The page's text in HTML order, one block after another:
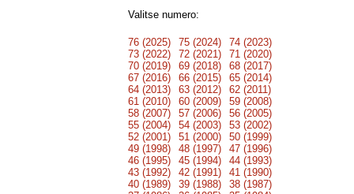
Valitse numero:
76 (2025) 75 (2024)
74 (2023)
73 (2022)
72 (2021)
71 (2020)
70 (2019)
69 (2018)
68 (2017)
67 (2016)
66 (2015)
65 (2014)
64 (2013)
63 (2012)
62 (2011)
61 (2010)
60 (2009)
59 (2008)
58 (2007)
57 (2006)
56 (2005)
55 (2004)
54 (2003)
53 (2002)
52 (2001)
51 (2000)
50 (1999)
49 (1998)
48 (1997)
47 (1996)
46 (1995)
45 (1994)
44 (1993)
43 (1992)
42 (1991)
41 (1990)
40 (1989)
39 (1988)
38 (1987)